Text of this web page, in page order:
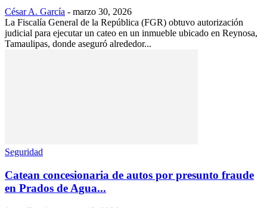
César A. García - marzo 30, 2026
La Fiscalía General de la República (FGR) obtuvo autorización
judicial para ejecutar un cateo en un inmueble ubicado en Reynosa,
Tamaulipas, donde aseguró alrededor...
Seguridad
Catean concesionaria de autos por presunto fraude
en Prados de Agua...